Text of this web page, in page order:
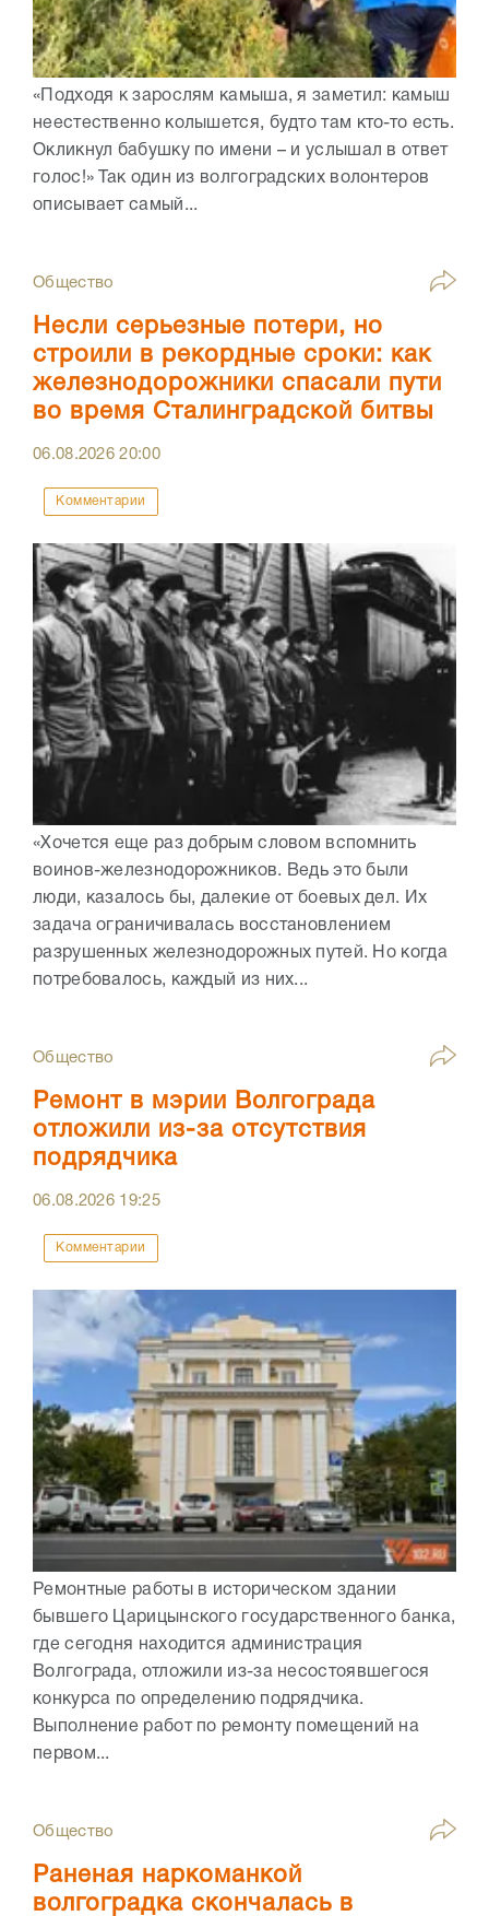
«Подходя к зарослям камыша, я заметил: камыш
неестественно колышется, будто там кто-то есть.
Окликнул бабушку по имени – и услышал в ответ
голос!» Так один из волгоградских волонтеров
описывает самый...
Общество
Несли серьезные потери, но
строили в рекордные сроки: как
железнодорожники спасали пути
во время Сталинградской битвы
06.08.202620:00
Комментарии
«Хочется еще раз добрым словом вспомнить
воинов-железнодорожников. Ведь это были
люди, казалось бы, далекие от боевых дел. Их
задача ограничивалась восстановлением
разрушенных железнодорожных путей. Но когда
потребовалось, каждый из них...
Общество
Ремонт в мэрии Волгограда
отложили из-за отсутствия
подрядчика
06.08.2026 19:25
Комментарии
Ремонтные работы в историческом здании
бывшего Царицынского государственного банка,
где сегодня находится администрация
Волгограда, отложили из-за несостоявшегося
конкурса по определению подрядчика.
Выполнение работ по ремонту помещений на
первом...
Общество
Раненая наркоманкой
волгоградка скончалась в